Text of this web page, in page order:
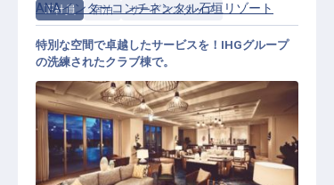
正社員 宿泊 サービススタッフ
ANAインターコンチネンタル石垣リゾート
特別な空間で卓越したサービスを！IHGグループ
の洗練されたクラブ棟で。